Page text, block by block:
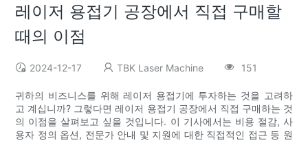
레이저 용접기 공장에서 직접 구매할
때의 이점
2024-12-17 TBK Laser Machine 151
귀하의 비즈니스를 위해 레이저 용접기에 투자하는 것을 고려하
고 계십니까? 그렇다면 레이저 용접기 공장에서 직접 구매하는 것
의 이점을 살펴보고 싶을 것입니다. 이 기사에서는 비용 절감, 사
용자 정의 옵션, 전문가 안내 및 지원에 대한 직접적인 접근 등 원